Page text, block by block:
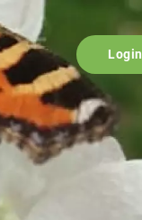
Login